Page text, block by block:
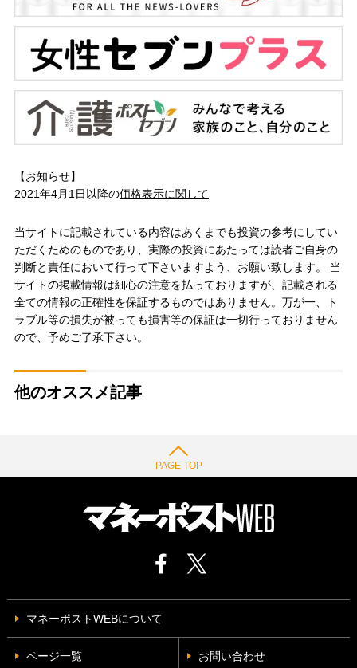
【お知らせ】
2021年4月1日以降の価格表示に関して
当サイトに記載されている内容はあくまでも投資の参考にしてい
ただくためのものであり、実際の投資にあたっては読者ご自身の
判断と責任において行って下さいますよう、お願い致します。 当
サイトの掲載情報は細心の注意を払っておりますが、記載される
全ての情報の正確性を保証するものではありません。万が一、ト
ラブル等の損失が被っても損害等の保証は一切行っておりません
ので、予めご了承下さい。
他のオススメ記事
PAGE TOP
マネーポストWEBについて
ページ一覧 お問い合わせ